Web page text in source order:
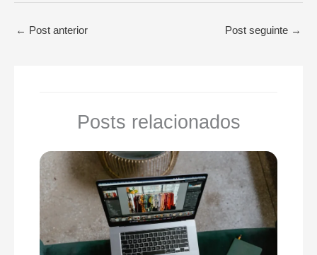
← Post anterior Post seguinte →
Posts relacionados